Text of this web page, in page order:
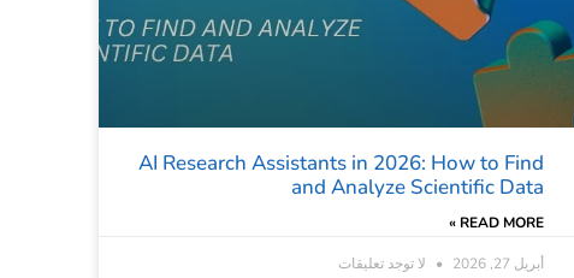
AI Research Assistants in 2026: How to Find
and Analyze Scientific Data
READ MORE »
أبريل 27, 2026 لا توجد تعليقات